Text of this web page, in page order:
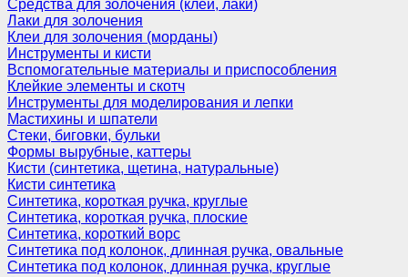
Средства для золочения (клеи, лаки)
Лаки для золочения
Клеи для золочения (морданы)
Инструменты и кисти
Вспомогательные материалы и приспособления
Клейкие элементы и скотч
Инструменты для моделирования и лепки
Мастихины и шпатели
Стеки, биговки, бульки
Формы вырубные, каттеры
Кисти (синтетика, щетина, натуральные)
Кисти синтетика
Синтетика, короткая ручка, круглые
Синтетика, короткая ручка, плоские
Синтетика, короткий ворс
Синтетика под колонок, длинная ручка, овальные
Синтетика под колонок, длинная ручка, круглые